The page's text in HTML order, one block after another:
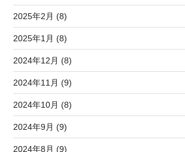
2025年2月 (8)
2025年1月 (8)
2024年12月 (8)
2024年11月 (9)
2024年10月 (8)
2024年9月 (9)
2024年8月 (9)